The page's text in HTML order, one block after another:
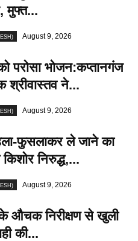
मुफ्त...
August 9, 2026
परोसा भोजन:कप्तानगंज
श्रीवास्तव ने...
August 9, 2026
फुसलाकर ले जाने का
किशोर निरुद्ध,...
August 9, 2026
औचक निरीक्षण से खुली
की...